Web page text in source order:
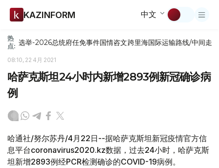
KAZINFORM 中文
热
点: 选举-2026总统府任免事件国情咨文跨里海国际运输路线/中间走廊
08:10, 22 4月 2021
哈萨克斯坦24小时内新增2893例新冠确诊病
例
哈通社/努尔苏丹/4月22日--据哈萨克斯坦新冠疫情官方信
息平台coronavirus2020.kz数据，过去24小时，哈萨克斯
坦新增2893例经PCR检测确诊的COVID-19病例。